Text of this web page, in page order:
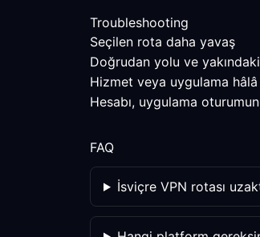
Troubleshooting
Seçilen rota daha yavaş
Doğrudan yolu ve
Hizmet veya uygulama hâlâ
Hesabı, uygulama
FAQ
İsviçre VPN rotası